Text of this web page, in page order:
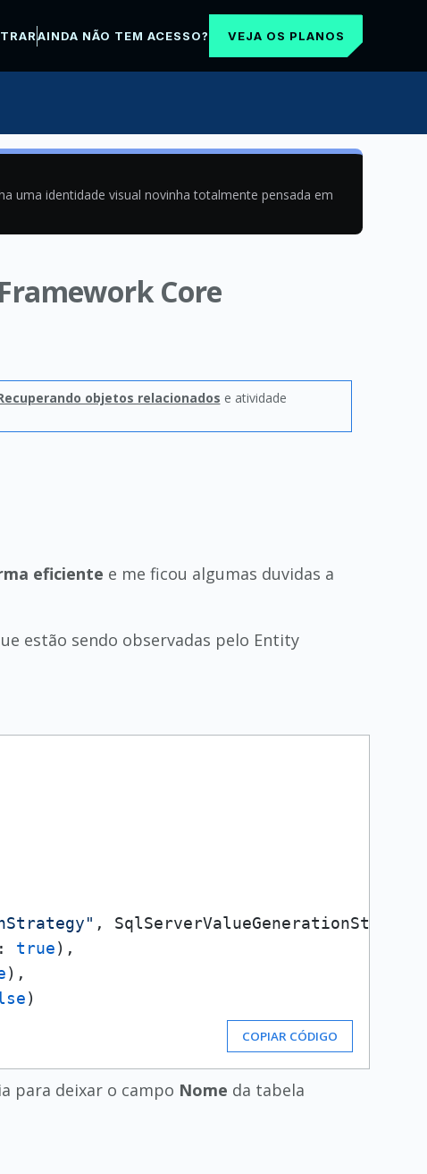
AINDA NÃO TEM ACESSO? VEJA OS PLANOS
uma identidade visual novinha totalmente pensada em
Core
objetos relacionados e atividade
eficiente e me ficou algumas duvidas a
estão sendo observadas pelo Entity
,
true),
),
)
COPIAR CÓDIGO
para deixar o campo Nome da tabela